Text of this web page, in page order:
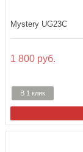
Mystery UG23C
1 800 руб.
В 1 клик